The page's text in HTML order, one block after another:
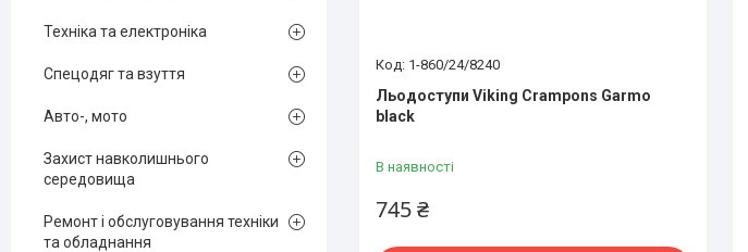
1-860/24/8240
Льодоступи Viking Crampons Garmo
black
В наявності
745 ₴
Техніка та електроніка
Спецодяг та взуття
Авто-, мото
Захист навколишнього
середовища
Ремонт і обслуговування техніки
та обладнання